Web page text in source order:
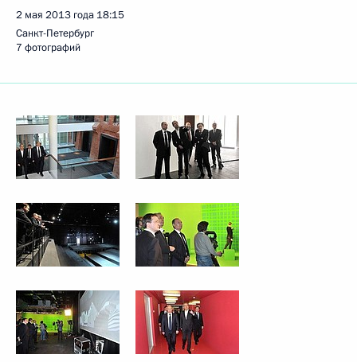
2 мая 2013 года 18:15
Санкт-Петербург
7 фотографий